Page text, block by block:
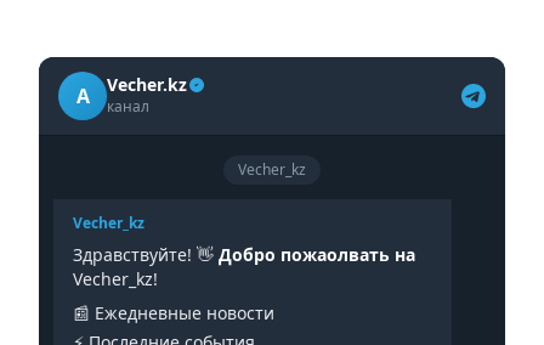
A Vecher.kz
канал
Vecher_kz
Vecher_kz
Здравствуйте! 👋 Добро пожаолвать на
Vecher_kz!
📰 Ежедневные новости